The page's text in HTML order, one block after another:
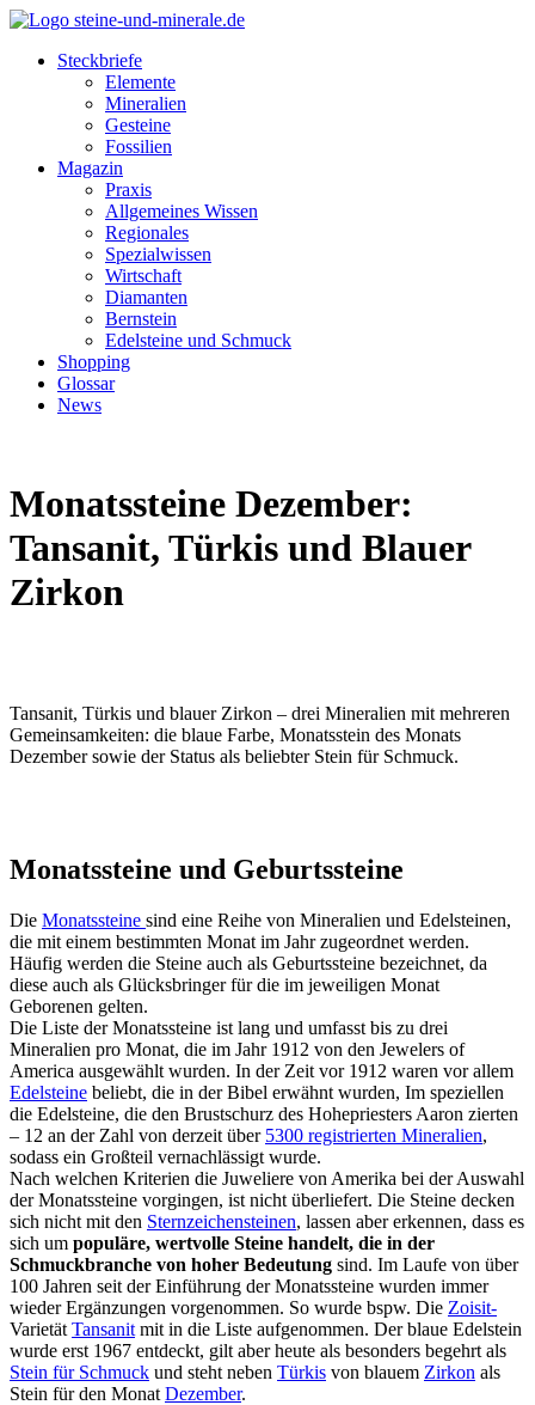
Steckbriefe
Elemente
Mineralien
Gesteine
Fossilien
Magazin
Praxis
Allgemeines Wissen
Regionales
Spezialwissen
Wirtschaft
Diamanten
Bernstein
Edelsteine und Schmuck
Shopping
Glossar
News
Monatssteine Dezember:
Tansanit, Türkis und Blauer
Zirkon
Tansanit, Türkis und blauer Zirkon – drei Mineralien mit mehreren
Gemeinsamkeiten: die blaue Farbe, Monatsstein des Monats
Dezember sowie der Status als beliebter Stein für Schmuck.
Monatssteine und Geburtssteine
Die Monatssteine sind eine Reihe von Mineralien und Edelsteinen,
die mit einem bestimmten Monat im Jahr zugeordnet werden.
Häufig werden die Steine auch als Geburtssteine bezeichnet, da
diese auch als Glücksbringer für die im jeweiligen Monat
Geborenen gelten.
Die Liste der Monatssteine ist lang und umfasst bis zu drei
Mineralien pro Monat, die im Jahr 1912 von den Jewelers of
America ausgewählt wurden. In der Zeit vor 1912 waren vor allem
Edelsteine beliebt, die in der Bibel erwähnt wurden, Im speziellen
die Edelsteine, die den Brustschurz des Hohepriesters Aaron zierten
– 12 an der Zahl von derzeit über 5300 registrierten Mineralien,
sodass ein Großteil vernachlässigt wurde.
Nach welchen Kriterien die Juweliere von Amerika bei der Auswahl
der Monatssteine vorgingen, ist nicht überliefert. Die Steine decken
sich nicht mit den Sternzeichensteinen, lassen aber erkennen, dass es
sich um populäre, wertvolle Steine handelt, die in der
Schmuckbranche von hoher Bedeutung sind. Im Laufe von über
100 Jahren seit der Einführung der Monatssteine wurden immer
wieder Ergänzungen vorgenommen. So wurde bspw. Die Zoisit-
Varietät Tansanit mit in die Liste aufgenommen. Der blaue Edelstein
wurde erst 1967 entdeckt, gilt aber heute als besonders begehrt als
Stein für Schmuck und steht neben Türkis von blauem Zirkon als
Stein für den Monat Dezember.